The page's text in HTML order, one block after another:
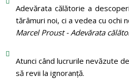
Adevărata călătorie a
tărâmuri noi, ci a vedea cu ochi
Marcel Proust - Adevărata
Atunci când lucrurile nevăzute
să revii la ignoranță.